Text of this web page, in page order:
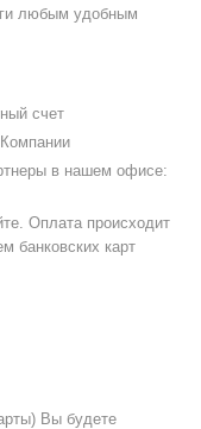
любым удобным
счет
в нашем офисе:
Оплата происходит
банковских карт
Вы будете